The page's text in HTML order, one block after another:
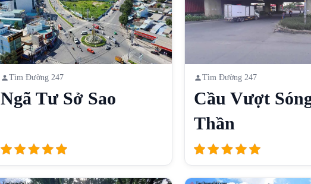
Tìm Đường 247
Ngã Tư Sở Sao
Tìm Đường 247
Cầu Vượt
Thần